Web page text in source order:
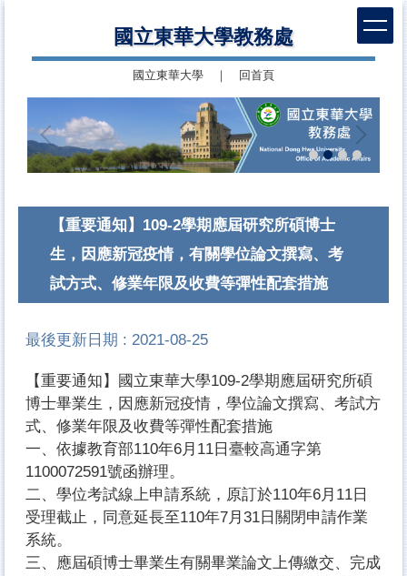
國立東華大學教務處
國立東華大學 回首頁
【重要通知】109-2學期應屆研究所碩博士
生，因應新冠疫情，有關學位論文撰寫、考
試方式、修業年限及收費等彈性配套措施
最後更新日期 :2021-08-25
【重要通知】國立東華大學109-2學期應屆研究所碩
博士畢業生，因應新冠疫情，學位論文撰寫、考試方
式、修業年限及收費等彈性配套措施
一、依據教育部110年6月11日臺較高通字第
1100072591號函辦理。
二、學位考試線上申請系統，原訂於110年6月11日
受理截止，同意延長至110年7月31日關閉申請作業
系統。
三、應屆碩博士畢業生有關畢業論文上傳繳交、完成